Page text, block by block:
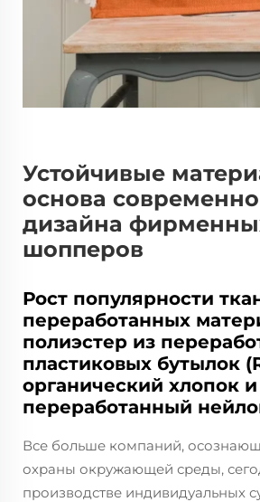
Устойчивые
основа
дизайна
шопперов
Рост популярности
переработанных
полиэстер из
пластиковых бутылок
органический хлопок и
переработанный
Все больше компаний,
охраны окружающей среды,
производстве индивидуальных